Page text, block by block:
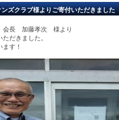
ズクラブ様よりご寄付いただきました
会長 加藤孝次 様より
だきました。
す！